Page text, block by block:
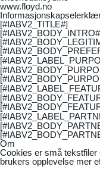
www.floyd.no
[#IABV2_TITLE#]
Om
Cookies er små
brukers opplevelse mer